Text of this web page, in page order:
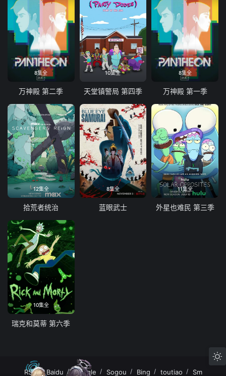
8集全
万神殿 第二季
10集全
天堂镇警局 第四季
8集全
万神殿 第一季
12集全
拾荒者统治
8集全
蓝眼武士
11集全
外星也难民 第三季
10集全
瑞克和莫蒂 第六季
RSS Baidu Google Sogou Bing toutiao Sm